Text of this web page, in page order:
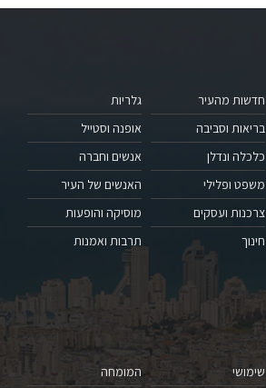
חדשות מהעיר
בריאות וסביבה
כלכלה ונדלן
משפט ופלילי
צרכנות ועסקים
חינוך
גלריות
אופנה וסטייל
אנשים וחברה
האנשים של העיר
מוסיקה והופעות
תרבות ואמנות
שימושי
המומחה